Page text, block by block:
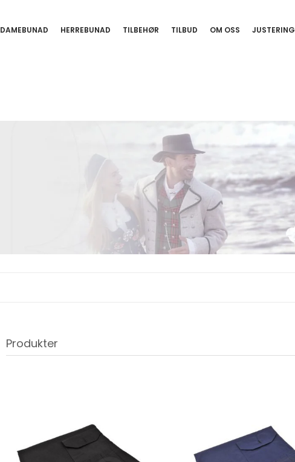
DAMEBUNAD HERREBUNAD TILBEHØR TILBUD OM OSS JUSTERING
Produkter